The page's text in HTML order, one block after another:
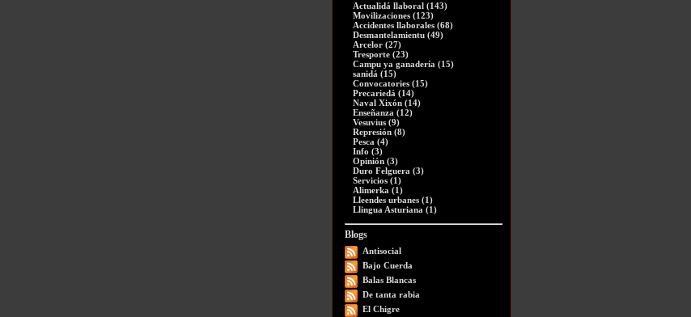
Actualidá llaboral (143)
Movilizaciones (123)
Accidentes llaborales (68)
Desmantelamientu (49)
Arcelor (27)
Tresporte (23)
Campu ya ganadería (15)
sanidá (15)
Convocatories (15)
Precariedá (14)
Naval Xixón (14)
Enseñanza (12)
Vesuvius (9)
Represión (8)
Pesca (4)
Info (3)
Opinión (3)
Duro Felguera (3)
Servicios (1)
Alimerka (1)
Lleendes urbanes (1)
Llingua Asturiana (1)
Blogs
Antisocial
Bajo Cuerda
Balas Blancas
De tanta rabia
El Chigre